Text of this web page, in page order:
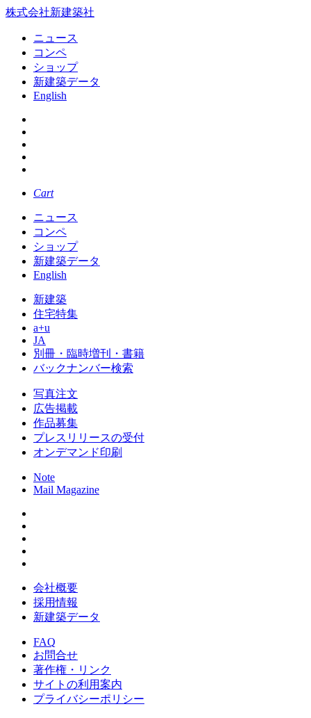
株式会社新建築社
ニュース
コンペ
ショップ
新建築データ
English
Cart
ニュース
コンペ
ショップ
新建築データ
English
新建築
住宅特集
a+u
JA
別冊・臨時増刊・書籍
バックナンバー検索
写真注文
広告掲載
作品募集
プレスリリースの受付
オンデマンド印刷
Note
Mail Magazine
会社概要
採用情報
新建築データ
FAQ
お問合せ
著作権・リンク
サイトの利用案内
プライバシーポリシー